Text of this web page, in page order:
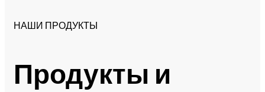
НАШИ ПРОДУКТЫ
Продукты и